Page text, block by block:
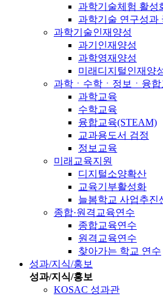
과학기술체험 활성
과학기술 연구성과
과학기술인재양성
과기인재양성
과학영재양성
미래디지털인재양
과학ㆍ수학ㆍ정보ㆍ융합
과학교육
수학교육
융합교육(STEAM)
교과용도서 검정
정보교육
미래교육지원
디지털소양확산
교육기부활성화
늘봄학교 사업추진
종합·원격교육연수
종합교육연수
원격교육연수
찾아가는 학교 연수
성과/지식/홍보
성과/지식/홍보
KOSAC 성과관